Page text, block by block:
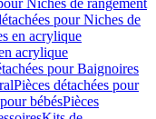
Niches de rangement
pour Niches de
en acrylique
acrylique
pour Baignoires
Pièces détachées pour
bébésPièces